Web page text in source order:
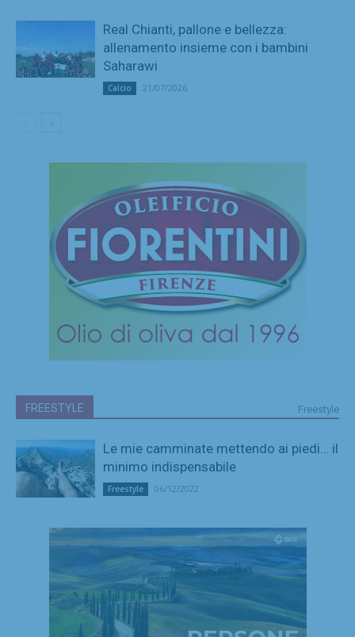
Real Chianti, pallone e bellezza:
allenamento insieme con i bambini
Saharawi
Calcio 21/07/2026
FREESTYLE Freestyle
Le mie camminate mettendo ai piedi… il
minimo indispensabile
Freestyle 06/12/2022